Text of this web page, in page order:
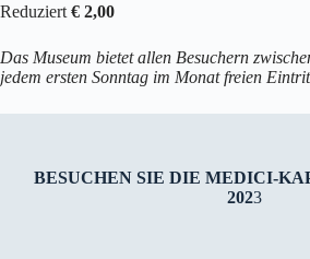
Reduziert € 2,00
Das Museum bietet allen Besuchern
jedem ersten Sonntag im Monat freien
BESUCHEN SIE DIE MEDICI-
2023